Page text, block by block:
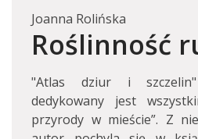
Joanna Rolińska
Roślinność
"Atlas dziur i szczelin"
dedykowany jest
przyrody w mieście”. Z